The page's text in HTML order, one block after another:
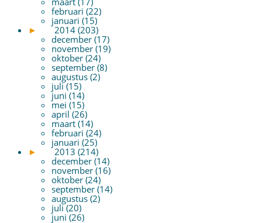
februari (22)
januari (15)
►
2014 (203)
december (17)
november (19)
oktober (24)
september (8)
augustus (2)
juli (15)
juni (14)
mei (15)
april (26)
maart (14)
februari (24)
januari (25)
►
2013 (214)
december (14)
november (16)
oktober (24)
september (14)
augustus (2)
juli (20)
juni (26)